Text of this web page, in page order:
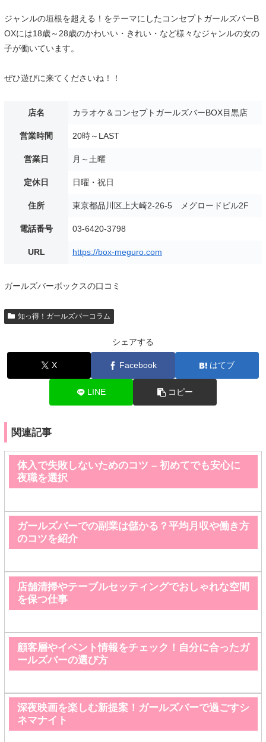
ジャンルの垣根を超える！をテーマにしたコンセプトガールズバーB
OXには18歳～28歳のかわいい・きれい・など様々なジャンルの女の
子が働いています。
ぜひ遊びに来てくださいね！！
店名 カラオケ＆コンセプトガールズバーBOX目黒店
営業時間 20時～LAST
営業日 月～土曜
定休日 日曜・祝日
住所 東京都品川区上大崎2-26-5 メグロードビル2F
電話番号 03-6420-3798
URL https://box-meguro.com
ガールズバーボックスの口コミ
知っ得！ガールズバーコラム
シェアする
X Facebook はてブ
LINE コピー
関連記事
体入で失敗しないためのコツ – 初めてでも安心に
夜職を選択
ガールズバーでの副業は儲かる？平均月収や働き方
のコツを紹介
店舗清掃やテーブルセッティングでおしゃれな空間
を保つ仕事
顧客層やイベント情報をチェック！自分に合ったガ
ールズバーの選び方
深夜映画を楽しむ新提案！ガールズバーで過ごすシ
ネマナイト